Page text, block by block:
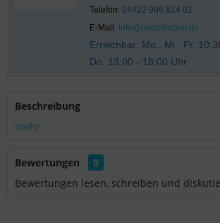
Telefon: 04422 996 814 01
E-Mail: info@parts4repair.de
Erreichbar: Mo., Mi., Fr.
Do. 13:00 - 18:00 Uhr
Beschreibung
mehr
Bewertungen
0
Bewertungen lesen, schreiben und